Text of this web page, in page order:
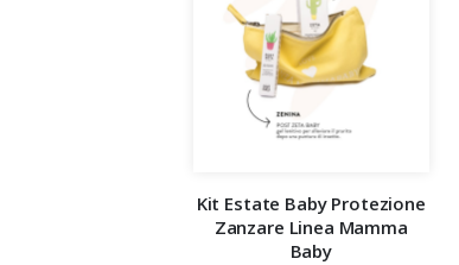
Kit Estate Baby Protezione
Zanzare Linea Mamma
Baby